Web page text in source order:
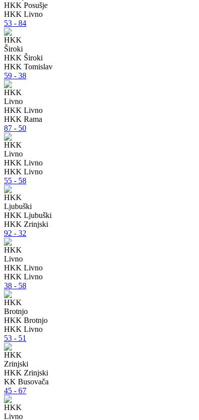
HKK Posušje
HKK Livno
53 - 84
HKK Široki
HKK Tomislav
59 - 38
HKK Livno
HKK Rama
87 - 50
HKK Livno
HKK Livno
55 - 58
HKK Ljubuški
HKK Zrinjski
92 - 32
HKK Livno
HKK Livno
38 - 58
HKK Brotnjo
HKK Livno
53 - 51
HKK Zrinjski
KK Busovača
45 - 67